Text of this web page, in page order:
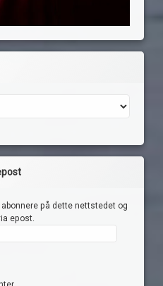
på dette nettstedet og
epost.